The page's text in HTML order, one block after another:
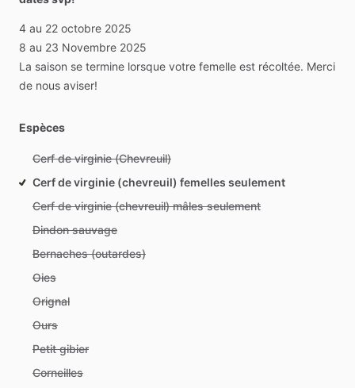
4 au 22 octobre 2025
8 au 23 Novembre 2025
La saison se termine lorsque votre femelle est récoltée. Merci
de nous aviser!
Espèces
Cerf de virginie (Chevreuil)
Cerf de virginie (chevreuil) femelles seulement
Cerf de virginie (chevreuil) mâles seulement
Dindon sauvage
Bernaches (outardes)
Oies
Orignal
Ours
Petit gibier
Corneilles